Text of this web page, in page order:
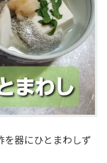
を器にひとまわしず